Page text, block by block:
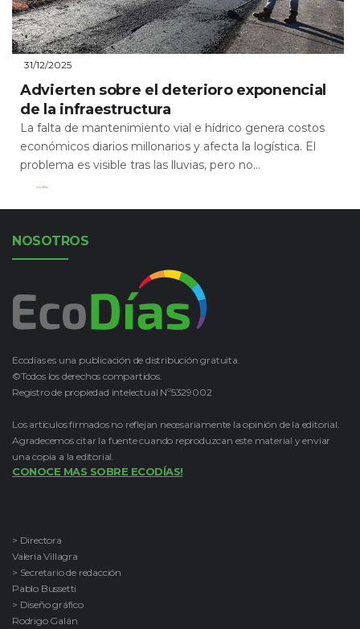
31/12/2025
Advierten sobre el deterioro exponencial
de la infraestructura
La falta de mantenimiento vial e hídrico genera costos
económicos diarios millonarios y afecta la logística. El
problema es visible tras las lluvias, pero no...
Leer Más
NOSOTROS
Ecodías es una publicación de distribución gratuita.
©Todos los derechos compartidos.
Registro de propiedad intelectual Nº5329002
Los artículos firmados no reflejan necesariamente la opinión de la editorial.
Agradecemos citar la fuente cuando reproduzcan este material y enviar
una copia a la editorial.
CONOCE MAS SOBRE ECODÍAS!
> Directora
Valeria Villagra
> Secretario de redacción
Pablo Bussetti
> Diseño gráfico
Rodrigo Galán